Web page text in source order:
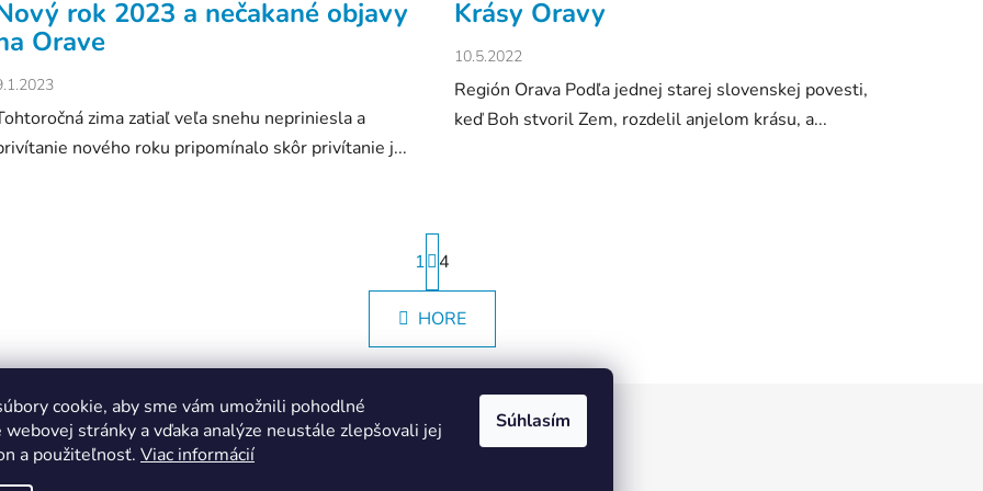
cookie, aby sme vám umožnili pohodlné
webovej stránky a vďaka analýze neustále zlepšovali jej
a použiteľnosť. Viac informácií
Súhlasím
rok 2023 a nečakané objavy
Orave
zima zatiaľ veľa snehu nepriniesla a
nového roku pripomínalo skôr privítanie j...
Krásy Oravy
10.5.2022
Región Orava Podľa jednej starej slovenskej povesti,
keď Boh stvoril Zem, rozdelil anjelom krásu, a...
O
v
l
á
a
c
S
t
r
á
n
k
o
n
1 4
HORE
Instagram Facebook